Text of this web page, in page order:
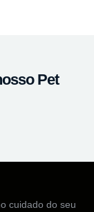
Pet
cuidado do seu